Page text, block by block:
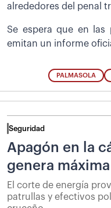
alrededores del penal
Se espera que en las
emitan un informe
PALMASOLA
Seguridad
Apagón en la
genera
El corte de energía
patrullas y efectivos